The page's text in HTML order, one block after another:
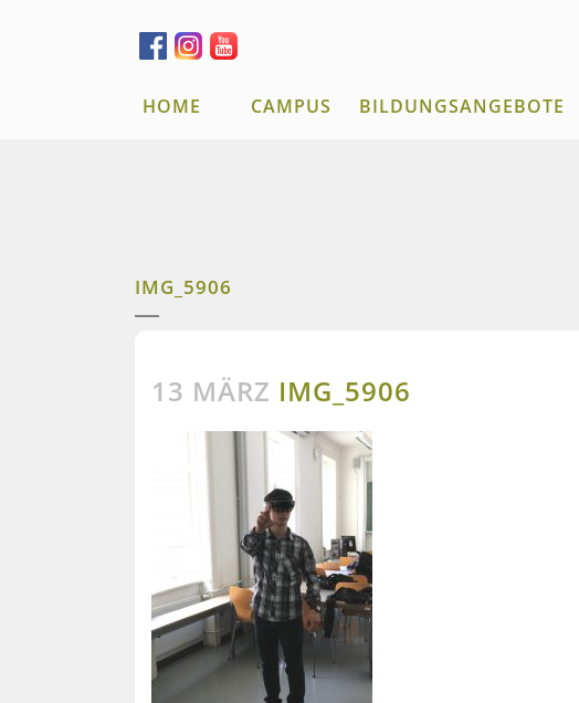
HOME CAMPUS BILDUNGSANGEBOTE
IMG_5906
13 MÄRZ IMG_5906